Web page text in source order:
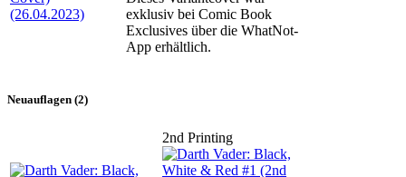
exklusiv bei Comic Book
Exclusives über die WhatNot-
App erhältlich.
Neuauflagen (2)
2nd Printing